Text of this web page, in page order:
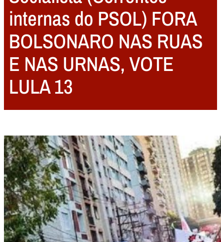
internas do PSOL) FORA
BOLSONARO NAS RUAS
E NAS URNAS, VOTE
LULA 13